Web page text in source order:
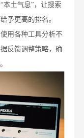
本土气息”，让搜索
予更高的排名。
用各种工具分析不
反馈调整策略，确